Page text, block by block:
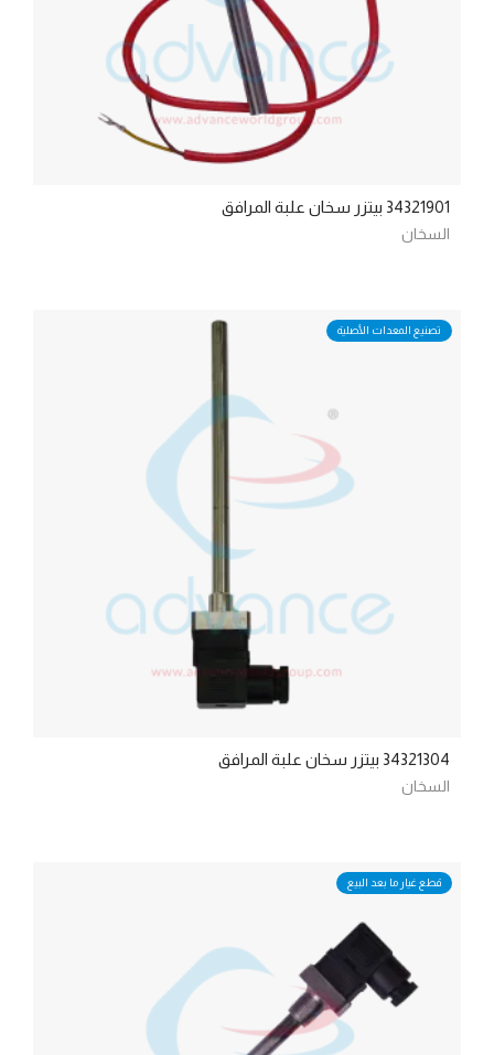
34321901 بيتزر سخان علبة المرافق
السخان
تصنيع المعدات الأصلية
34321304 بيتزر سخان علبة المرافق
السخان
قطع غيار ما بعد البيع